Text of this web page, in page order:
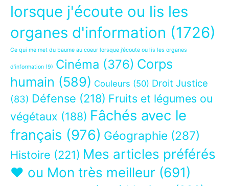
lorsque j'écoute ou lis les
organes d'information (1726)
Ce qui me met du baume au coeur lorsque j’écoute ou lis les organes
d’information (9) Cinéma (376) Corps
humain (589) Couleurs (50) Droit Justice
(83) Défense (218) Fruits et légumes ou
végétaux (188) Fâchés avec le
français (976) Géographie (287)
Histoire (221) Mes articles préférés
❤ ou Mon très meilleur (691)